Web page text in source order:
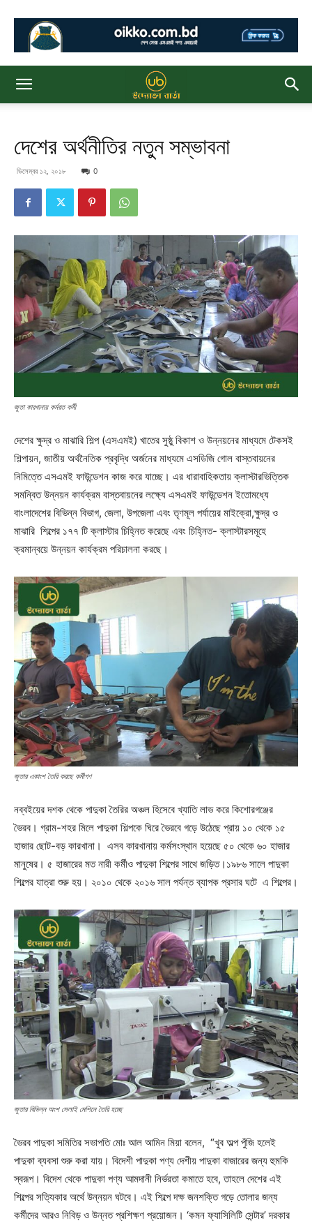
দেশের অর্থনীতির নতুন সম্ভাবনা
ডিসেম্বর ১২, ২০১৮ 0
জুতা কারখানায় কর্মরত কর্মী
দেশের ক্ষুদ্র ও মাঝারি শিল্প (এসএমই) খাতের সুষ্ঠু বিকাশ ও উন্নয়নের মাধ্যমে টেকসই
শিল্পায়ন, জাতীয় অর্থনৈতিক প্রবৃদ্ধি অর্জনের মাধ্যমে এসডিজি গোল বাস্তবায়নের
নিমিত্তে এসএমই ফাউন্ডেশন কাজ করে যাচ্ছে। এর ধারাবাহিকতায় ক্লাস্টারভিত্তিক
সমন্বিত উন্নয়ন কার্যক্রম বাস্তবায়নের লক্ষ্যে এসএমই ফাউন্ডেশন ইতোমধ্যে
বাংলাদেশের বিভিন্ন বিভাগ, জেলা, উপজেলা এবং তৃণমূল পর্যায়ের মাইক্রো,ক্ষুদ্র ও
মাঝারি শিল্পের ১৭৭ টি ক্লাস্টার চিহ্নিত করেছে এবং চিহ্নিত- ক্লাস্টারসমূহে
ক্রমান্বয়ে উন্নয়ন কার্যক্রম পরিচালনা করছে।
জুতার একাংশ তৈরি করছে কর্মীগণ
নব্বইয়ের দশক থেকে পাদুকা তৈরির অঞ্চল হিসেবে খ্যাতি লাভ করে কিশোরগঞ্জের
ভৈরব। গ্রাম-শহর মিলে পাদুকা শিল্পকে ঘিরে ভৈরবে গড়ে উঠেছে প্রায় ১০ থেকে ১৫
হাজার ছোট-বড় কারখানা। এসব কারখানায় কর্মসংস্থান হয়েছে ৫০ থেকে ৬০ হাজার
মানুষের। ৫ হাজারের মত নারী কর্মীও পাদুকা শিল্পের সাথে জড়িত।১৯৮৬ সালে পাদুকা
শিল্পের যাত্রা শুরু হয়। ২০১০ থেকে ২০১৬ সাল পর্যন্ত ব্যাপক প্রসার ঘটে এ শিল্পের।
জুতার বিভিন্ন অংশ সেলাই মেশিনে তৈরি হচ্ছে
ভৈরব পাদুকা সমিতির সভাপতি মোঃ আল আমিন মিয়া বলেন, “খুব অল্প পুঁজি হলেই
পাদুকা ব্যবসা শুরু করা যায়। বিদেশী পাদুকা পণ্য দেশীয় পাদুকা বাজারের জন্য হুমকি
স্বরূপ। বিদেশ থেকে পাদুকা পণ্য আমদানী নির্ভরতা কমাতে হবে, তাহলে দেশের এই
শিল্পের সত্যিকার অর্থে উন্নয়ন ঘটবে। এই শিল্পে দক্ষ জনশক্তি গড়ে তোলার জন্য
কর্মীদের আরও নিবিড় ও উন্নত প্রশিক্ষণ প্রয়োজন। ‘কমন ফ্যাসিলিটি সেন্টার’ দরকার